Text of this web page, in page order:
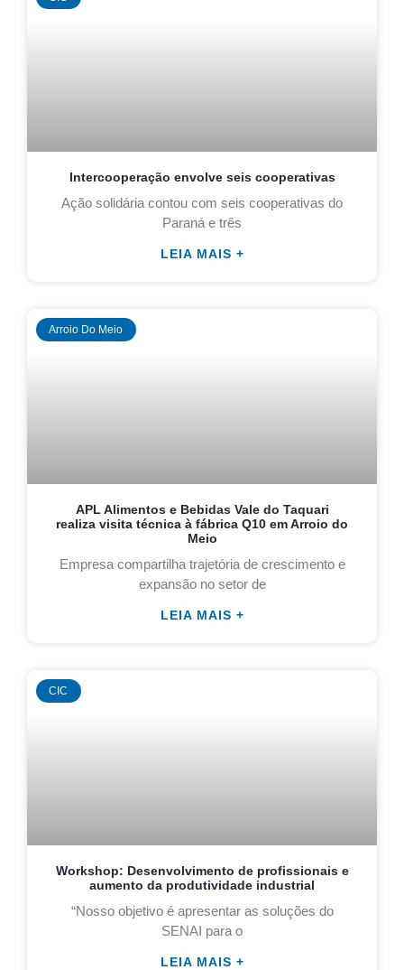
Intercooperação envolve seis cooperativas
Ação solidária contou com seis cooperativas do
Paraná e três
LEIA MAIS +
Arroio Do Meio
APL Alimentos e Bebidas Vale do Taquari
realiza visita técnica à fábrica Q10 em Arroio do
Meio
Empresa compartilha trajetória de crescimento e
expansão no setor de
LEIA MAIS +
CIC
Workshop: Desenvolvimento de profissionais e
aumento da produtividade industrial
“Nosso objetivo é apresentar as soluções do
SENAI para o
LEIA MAIS +